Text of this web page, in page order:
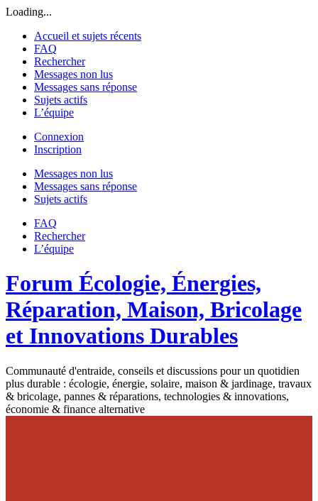
Loading...
Accueil et sujets récents
FAQ
Rechercher
Messages non lus
Messages sans réponse
Sujets actifs
L’équipe
Connexion
Inscription
Messages non lus
Messages sans réponse
Sujets actifs
FAQ
Rechercher
L’équipe
Forum Écologie, Énergies,
Réparation, Maison, Bricolage
et Innovations Durables
Communauté d'entraide, conseils et discussions pour un quotidien
plus durable : écologie, énergie, solaire, maison & jardinage, travaux
& bricolage, pannes & réparations, technologies & innovations,
économie & finance alternative